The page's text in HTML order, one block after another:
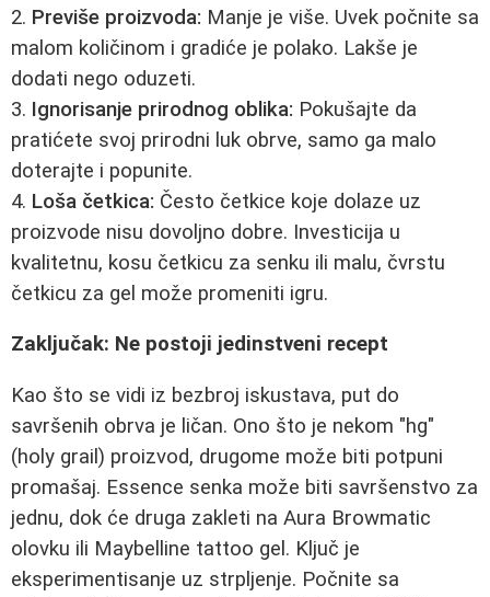
2. Previše proizvoda: Manje je više. Uvek počnite sa
malom količinom i gradiće je polako. Lakše je
dodati nego oduzeti.
3. Ignorisanje prirodnog oblika: Pokušajte da
pratićete svoj prirodni luk obrve, samo ga malo
doterajte i popunite.
4. Loša četkica: Često četkice koje dolaze uz
proizvode nisu dovoljno dobre. Investicija u
kvalitetnu, kosu četkicu za senku ili malu, čvrstu
četkicu za gel može promeniti igru.
Zaključak: Ne postoji jedinstveni recept
Kao što se vidi iz bezbroj iskustava, put do
savršenih obrva je ličan. Ono što je nekom "hg"
(holy grail) proizvod, drugome može biti potpuni
promašaj. Essence senka može biti savršenstvo za
jednu, dok će druga zakleti na Aura Browmatic
olovku ili Maybelline tattoo gel. Ključ je
eksperimentisanje uz strpljenje. Počnite sa